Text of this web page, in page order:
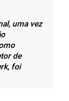
uma vez
de
foi